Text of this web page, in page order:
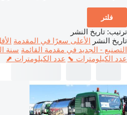
فلتر
ترتيب: تاريخ النشر
تاريخ النشر الأعلى سعرًا في المقدمة
التصنيع - الجديد في مقدمة القائمة سنة
عدد الكيلومترات ⬊ عدد الكيلومترات ⬈